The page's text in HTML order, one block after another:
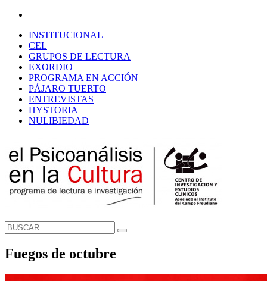
INSTITUCIONAL
CEL
GRUPOS DE LECTURA
EXORDIO
PROGRAMA EN ACCIÓN
PÁJARO TUERTO
ENTREVISTAS
HYSTORIA
NULIBIEDAD
Fuegos de octubre